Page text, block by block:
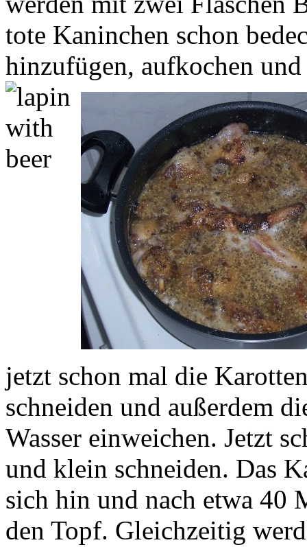
tote Kaninchen schon
hinzufügen, aufkochen
jetzt schon mal die
schneiden und außerdem
Wasser einweichen. Jetzt
und klein schneiden. Das
sich hin und nach etwa 40
den Topf. Gleichzeitig